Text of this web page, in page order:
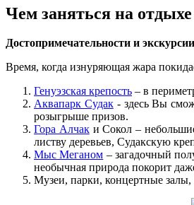
Чем заняться на
Достопримечательности и экскурсии
Время, когда изнуряющая жара
Генуэзская крепость – в
Аквапарк Судак- здесь Вы
розыгрыше призов.
Гора Алчаки Сокол –
листву деревьев, Судакскую
Мыс Меганом – загадочный
необычная природа покорит
Музеи, парки, концертные